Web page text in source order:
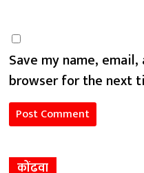
Save my name,
browser for the next
कोंढवा